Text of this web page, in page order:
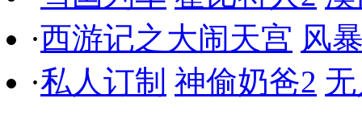
·西游记之大闹天宫 风
·私人订制 神偷奶爸2